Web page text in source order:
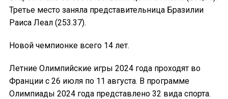
Третье место заняла представительница Бразилии
Раиса Леал (253.37).
Новой чемпионке всего 14 лет.
Летние Олимпийские игры 2024 года проходят во
Франции с 26 июля по 11 августа. В программе
Олимпиады 2024 года представлено 32 вида спорта.